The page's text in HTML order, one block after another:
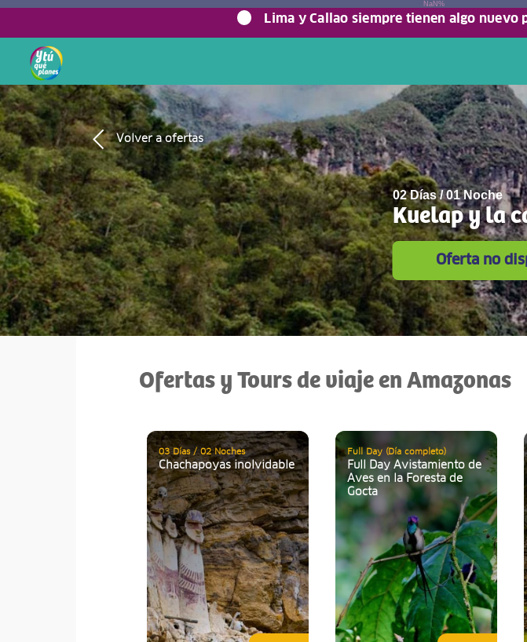
Lima y Callao siempre tienen algo nuevo
NaN%
Volver a ofertas
02 Días / 01 Noche
Kuelap y la
Oferta no
Ofertas y Tours de viaje en Amazonas
03 Días / 02 Noches
Chachapoyas inolvidable
Full Day (Día completo)
Full Day Avistamiento de
Aves en la Foresta de
Gocta